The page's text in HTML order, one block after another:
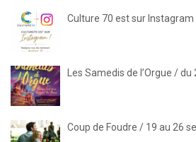
Culture 70 est sur Instagram
Les Samedis de l’Orgue /
Coup de Foudre / 19 au 26